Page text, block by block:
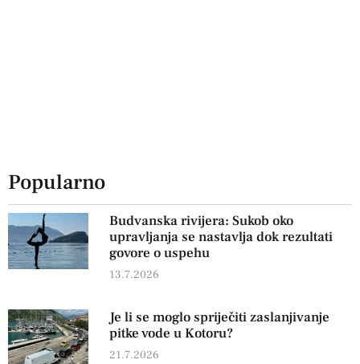
Popularno
Budvanska rivijera: Sukob oko
upravljanja se nastavlja dok rezultati
govore o uspehu
13.7.2026
Je li se moglo spriječiti zaslanjivanje
pitke vode u Kotoru?
21.7.2026